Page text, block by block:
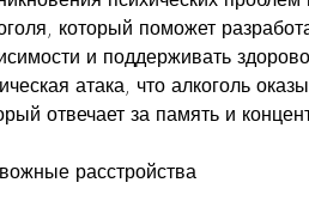
который поможет
и поддерживать
атака, что алкоголь
отвечает за память и
расстройства